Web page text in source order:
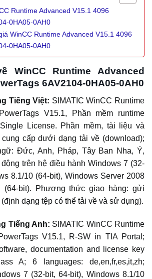
Runtime Advanced V15.1 4096
0HA05-0AH0
WinCC Runtime Advanced V15.1 4096
0HA05-0AH0
WinCC Runtime Advanced
6AV2104-0HA05-0AH0
Tiếng Việt: SIMATIC WinCC Runtime
V15.1, Phần mềm runtime
License. Phần mềm, tài liệu và
cấp dưới dạng tải về (download);
Đức, Anh, Pháp, Tây Ban Nha, Ý,
trên hệ điều hành Windows 7 (32-
8.1/10 (64-bit), Windows Server 2008
(64-bit). Phương thức giao hàng: gửi
dạng tệp có thể tải về và sử dụng).
Tiếng Anh: SIMATIC WinCC Runtime
V15.1, R-SW in TIA Portal;
documentation and license key
A; 6 languages: de,en,fr,es,it,zh;
7 (32-bit, 64-bit), Windows 8.1/10